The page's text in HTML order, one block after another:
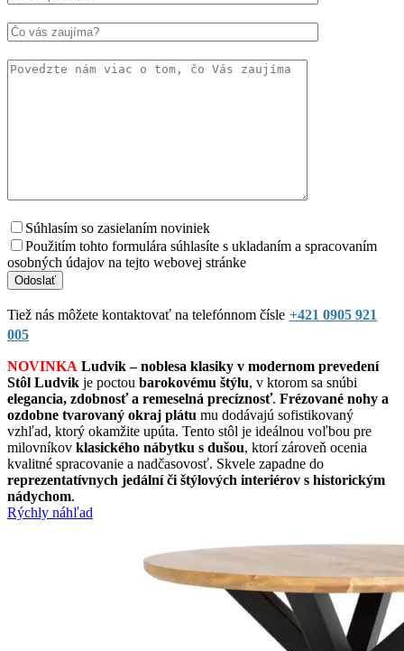
Súhlasím so zasielaním noviniek
Použitím tohto formulára súhlasíte s ukladaním a spracovaním
osobných údajov na tejto webovej stránke
Tiež nás môžete kontaktovať na telefónnom čísle +421 0905 921
005
NOVINKA Ludvik – noblesa klasiky v modernom prevedení
Stôl Ludvik je poctou barokovému štýlu, v ktorom sa snúbi
elegancia, zdobnosť a remeselná precíznosť. Frézované nohy a
ozdobne tvarovaný okraj plátu mu dodávajú sofistikovaný
vzhľad, ktorý okamžite upúta. Tento stôl je ideálnou voľbou pre
milovníkov klasického nábytku s dušou, ktorí zároveň ocenia
kvalitné spracovanie a nadčasovosť. Skvele zapadne do
reprezentatívnych jedální či štýlových interiérov s historickým
nádychom.
Rýchly náhľad